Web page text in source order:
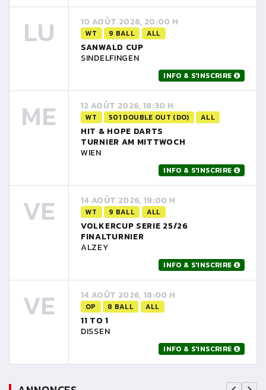
LU 10 AOÛT 2026, 20:00 H
WT 9 BALL ALL
SANWALD CUP
SINDELFINGEN
INFO & S'INSCRIRE
ME 12 AOÛT 2026, 18:30 H
WT 501 DOUBLE OUT (DO) ALL
HIT & HOPE DARTS
TURNIER AM MITTWOCH
WIEN
INFO & S'INSCRIRE
VE 14 AOÛT 2026, 19:00 H
WT 9 BALL ALL
VOLKERCUP SERIE 25/26
FINALTURNIER
ALZEY
INFO & S'INSCRIRE
VE 14 AOÛT 2026, 18:00 H
OP 8 BALL ALL
11 TO 1
DISSEN
INFO & S'INSCRIRE